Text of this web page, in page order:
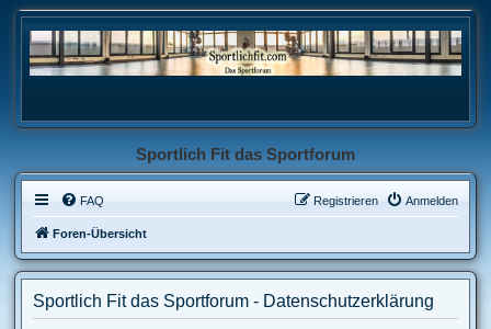
Sportlich Fit das Sportforum
FAQ Anmelden
Registrieren
Foren-Übersicht
Sportlich Fit das Sportforum - Datenschutzerklärung